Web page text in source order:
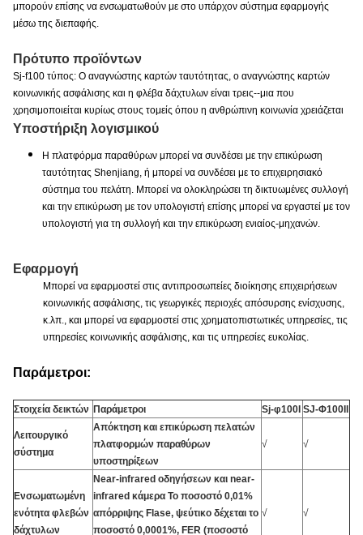
μπορούν επίσης να ενσωματωθούν με στο υπάρχον σύστημα εφαρμογής
μέσω της διεπαφής.
Πρότυπο προϊόντων
Sj-f100 τύπος: Ο αναγνώστης καρτών ταυτότητας, ο αναγνώστης καρτών
κοινωνικής ασφάλισης και η φλέβα δάχτυλων είναι τρεις--μια που
χρησιμοποιείται κυρίως στους τομείς όπου η ανθρώπινη κοινωνία χρειάζεται
Υποστήριξη λογισμικού
Η πλατφόρμα παραθύρων μπορεί να συνδέσει με την επικύρωση
ταυτότητας Shenjiang, ή μπορεί να συνδέσει με το επιχειρησιακό
σύστημα του πελάτη. Μπορεί να ολοκληρώσει τη δικτυωμένες συλλογή
και την επικύρωση με τον υπολογιστή επίσης μπορεί να εργαστεί με τον
υπολογιστή για τη συλλογή και την επικύρωση ενιαίος-μηχανών.
Εφαρμογή
Μπορεί να εφαρμοστεί στις αντιπροσωπείες διοίκησης επιχειρήσεων
κοινωνικής ασφάλισης, τις γεωργικές περιοχές απόσυρσης ενίσχυσης,
κ.λπ., και μπορεί να εφαρμοστεί στις χρηματοπιστωτικές υπηρεσίες, τις
υπηρεσίες κοινωνικής ασφάλισης, και τις υπηρεσίες ευκολίας.
Παράμετροι:
Στοιχεία δεικτών Παράμετροι Sj-φ100I SJ-Φ100II
Λειτουργικό
σύστημα
Απόκτηση και επικύρωση πελατών
πλατφορμών παραθύρων
υποστηρίξεων
√ √
Ενσωματωμένη
ενότητα φλεβών
δάχτυλων
Near-infrared οδηγήσεων και near-
infrared κάμερα Το ποσοστό 0,01%
απόρριψης Flase, ψεύτικο δέχεται το
ποσοστό 0,0001%, FER (ποσοστό
√ √